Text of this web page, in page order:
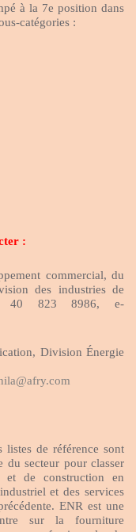
à la 7e position dans
catégories :
:
commercial, du
des industries de
40 823 8986, e-
Division Énergie
listes de référence sont
du secteur pour classer
et de construction en
et des services
ENR est une
sur la fourniture